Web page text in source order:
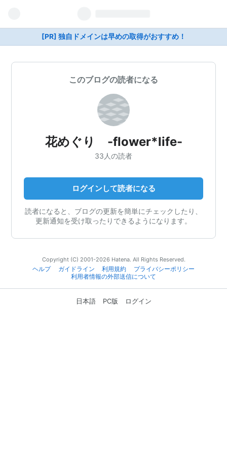
[PR] 独自ドメインは早めの取得がおすすめ！
このブログの読者になる
花めぐり -flower*life-
33人の読者
ログインして読者になる
読者になると、ブログの更新を簡単にチェックしたり、
更新通知を受け取ったりできるようになります。
Copyright (C) 2001-2026 Hatena. All Rights Reserved.
ヘルプ
ガイドライン 利用規約
プライバシーポリシー
利用者情報の外部送信について
日本語 PC版 ログイン